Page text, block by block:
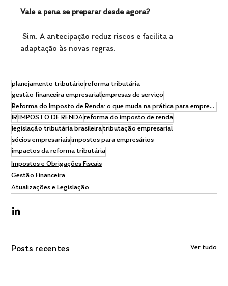
Vale a pena se preparar desde agora?
Sim. A antecipação reduz riscos e facilita a
adaptação às novas regras.
planejamento tributário reforma tributária
gestão financeira empresarialempresas de serviço
Reforma do Imposto de Renda: o que muda na prática para empresários e sócios
IRIMPOSTO DE RENDAreforma do imposto de renda
legislação tributária brasileira tributação empresarial
sócios empresariaisimpostos para empresários
impactos da reforma tributária
Impostos e Obrigações Fiscais
Gestão Financeira
Atualizações e Legislação
Posts recentes Ver tudo